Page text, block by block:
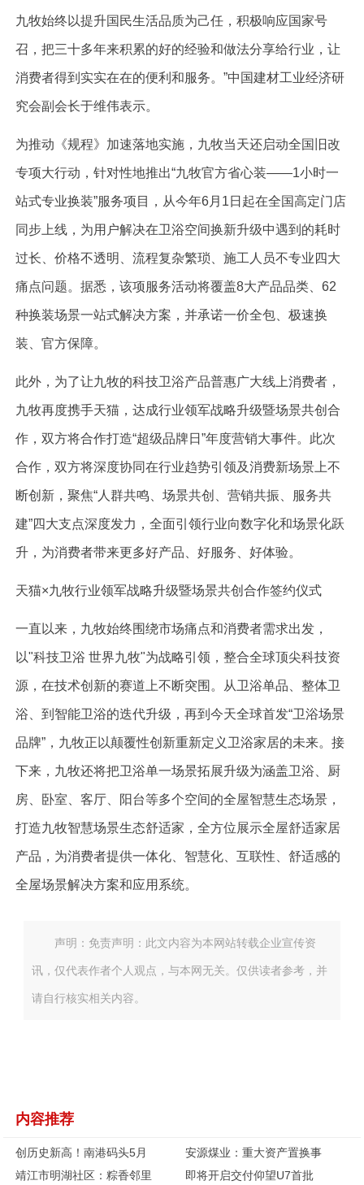
九牧始终以提升国民生活品质为己任，积极响应国家号
召，把三十多年来积累的好的经验和做法分享给行业，让
消费者得到实实在在的便利和服务。”中国建材工业经济研
究会副会长于维伟表示。
为推动《规程》加速落地实施，九牧当天还启动全国旧改
专项大行动，针对性地推出“九牧官方省心装——1小时一
站式专业换装”服务项目，从今年6月1日起在全国高定门店
同步上线，为用户解决在卫浴空间换新升级中遇到的耗时
过长、价格不透明、流程复杂繁琐、施工人员不专业四大
痛点问题。据悉，该项服务活动将覆盖8大产品品类、62
种换装场景一站式解决方案，并承诺一价全包、极速换
装、官方保障。
此外，为了让九牧的科技卫浴产品普惠广大线上消费者，
九牧再度携手天猫，达成行业领军战略升级暨场景共创合
作，双方将合作打造“超级品牌日”年度营销大事件。此次
合作，双方将深度协同在行业趋势引领及消费新场景上不
断创新，聚焦“人群共鸣、场景共创、营销共振、服务共
建”四大支点深度发力，全面引领行业向数字化和场景化跃
升，为消费者带来更多好产品、好服务、好体验。
天猫×九牧行业领军战略升级暨场景共创合作签约仪式
一直以来，九牧始终围绕市场痛点和消费者需求出发，
以"科技卫浴 世界九牧"为战略引领，整合全球顶尖科技资
源，在技术创新的赛道上不断突围。从卫浴单品、整体卫
浴、到智能卫浴的迭代升级，再到今天全球首发“卫浴场景
品牌”，九牧正以颠覆性创新重新定义卫浴家居的未来。接
下来，九牧还将把卫浴单一场景拓展升级为涵盖卫浴、厨
房、卧室、客厅、阳台等多个空间的全屋智慧生态场景，
打造九牧智慧场景生态舒适家，全方位展示全屋舒适家居
产品，为消费者提供一体化、智慧化、互联性、舒适感的
全屋场景解决方案和应用系统。
声明：免责声明：此文内容为本网站转载企业宣传资
讯，仅代表作者个人观点，与本网无关。仅供读者参考，并
请自行核实相关内容。
内容推荐
创历史新高！南港码头5月
安源煤业：重大资产置换事
靖江市明湖社区：粽香邻里
即将开启交付仰望U7首批